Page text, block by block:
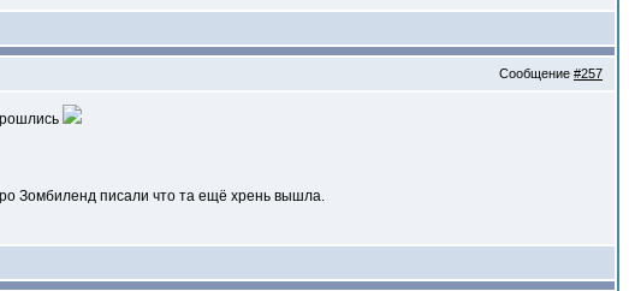
Сообщение #257
Зомбиленд писали что та ещё хрень вышла.